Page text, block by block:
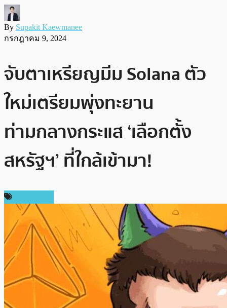
By Supakit Kaewmanee
กรกฎาคม 9, 2024
จับตาเหรียญมีม Solana ตัว
ใหม่เตรียมพุ่งทะยาน
ท่ามกลางกระแส ‘เลือกตั้ง
สหรัฐฯ’ ที่ใกล้เข้ามา!